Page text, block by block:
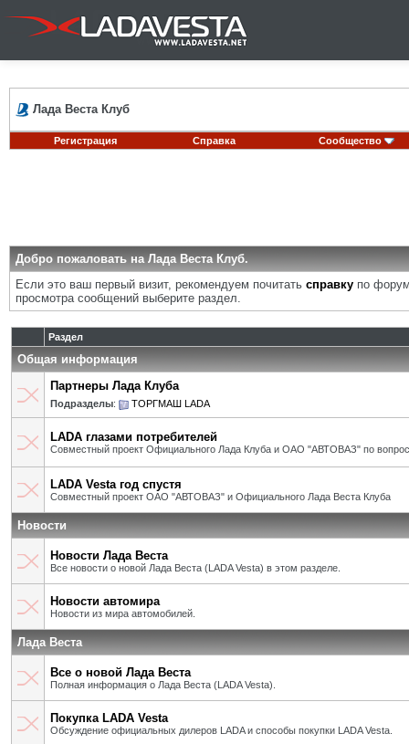
Лада Веста Клуб
Регистрация Справка Сообщество
Добро пожаловать на Лада Веста Клуб.
Если это ваш первый визит, рекомендуем почитать справку по
просмотра сообщений выберите раздел.
Раздел
Общая информация
Партнеры Лада Клуба
Подразделы: ТОРГМАШ LADA
LADA глазами потребителей
Совместный проект Официального Лада Клуба и ОАО "АВТОВАЗ" по
LADA Vesta год спустя
Совместный проект ОАО "АВТОВАЗ" и Официального Лада Веста Клуба
Новости
Новости Лада Веста
Все новости о новой Лада Веста (LADA Vesta) в этом разделе.
Новости автомира
Новости из мира автомобилей.
Лада Веста
Все о новой Лада Веста
Полная информация о Лада Веста (LADA Vesta).
Покупка LADA Vesta
Обсуждение официальных дилеров LADA и способы покупки LADA Vesta.